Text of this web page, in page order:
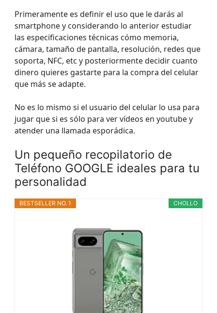
Primeramente es definir el uso que le darás al
smartphone y considerando lo anterior estudiar
las especificaciones técnicas cómo memoria,
cámara, tamaño de pantalla, resolución, redes que
soporta, NFC, etc y posteriormente decidir cuanto
dinero quieres gastarte para la compra del celular
que más se adapte.
No es lo mismo si el usuario del celular lo usa para
jugar que si es sólo para ver vídeos en youtube y
atender una llamada esporádica.
Un pequeño recopilatorio de
Teléfono GOOGLE ideales para tu
personalidad
CHOLLO
BESTSELLER NO. 1